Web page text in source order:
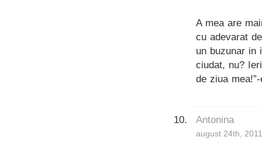
A mea are
cu adevarat
un buzunar in
ciudat, nu?
de ziua
Antonina
august 24th,